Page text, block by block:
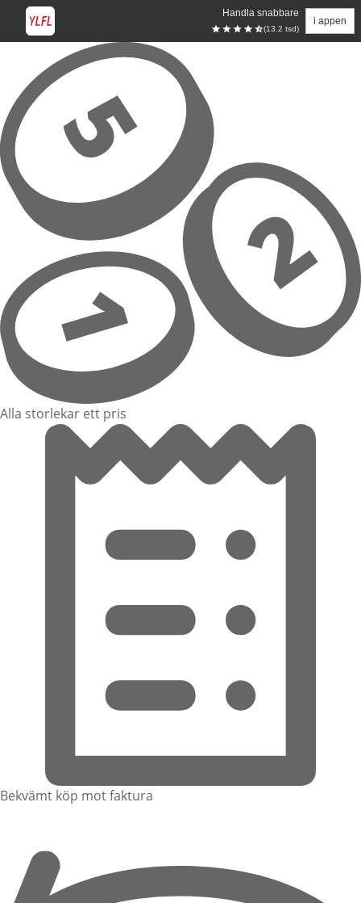
Handla snabbare
(13.2 tsd)
i appen
Hoppa till huvudinnehåll
Alla storlekar ett pris
Bekvämt köp mot faktura